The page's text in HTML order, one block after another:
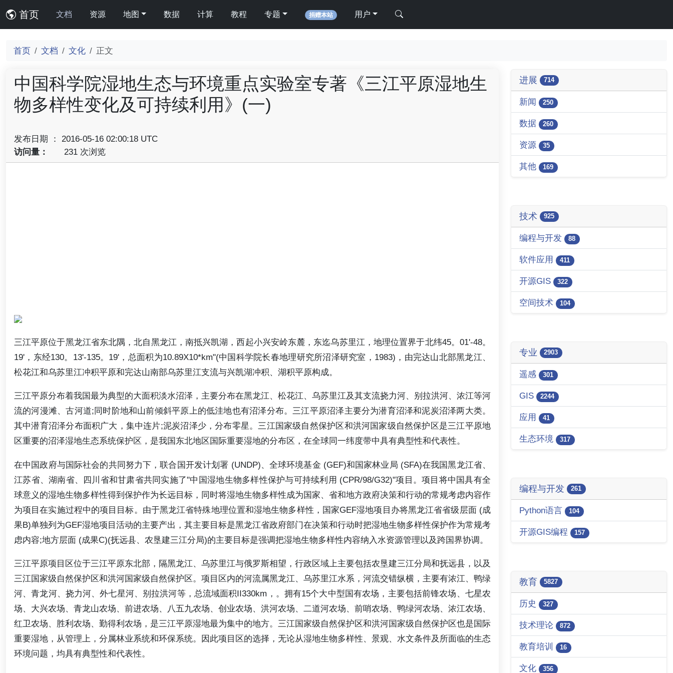
首页 文档 资源 地图 数据 计算 教程 专题 捐赠本站 用户
首页 文档 文化 正文
中国科学院湿地生态与环境重点实验室专著《三江平原湿地生
物多样性变化及可持续利用》(一)
发布日期 ： 2016-05-16 02:00:18 UTC
访问量：
231 次浏览
三江平原位于黑龙江省东北隅，北自黑龙江，南抵兴凯湖，西起小兴安岭东麓，东迄乌苏里江，地理位置界于北纬45。01'-48。
19'，东经130。13'-135。19'，总面积为10.89X10*km"(中国科学院长春地理研究所沼泽研究室，1983)，由完达山北部黑龙江、
松花江和乌苏里江冲积平原和完达山南部乌苏里江支流与兴凯湖冲积、湖积平原构成。
三江平原分布着我国最为典型的大面积淡水沼泽，主要分布在黑龙江、松花江、乌苏里江及其支流挠力河、别拉洪河、浓江等河
流的河漫滩、古河道;同时阶地和山前倾斜平原上的低洼地也有沼泽分布。三江平原沼泽主要分为潜育沼泽和泥炭沼泽两大类。
其中潜育沼泽分布面积广大，集中连片;泥炭沼泽少，分布零星。三江国家级自然保护区和洪河国家级自然保护区是三江平原地
区重要的沼泽湿地生态系统保护区，是我国东北地区国际重要湿地的分布区，在全球同一纬度带中具有典型性和代表性。
在中国政府与国际社会的共同努力下，联合国开发计划署 (UNDP)、全球环境基金 (GEF)和国家林业局 (SFA)在我国黑龙江省、
江苏省、湖南省、四川省和甘肃省共同实施了"中国湿地生物多样性保护与可持续利用 (CPR/98/G32)"项目。项目将中国具有全
球意义的湿地生物多样性得到保护作为长远目标，同时将湿地生物多样性成为国家、省和地方政府决策和行动的常规考虑内容作
为项目在实施过程中的项目目标。由于黑龙江省特殊地理位置和湿地生物多样性，国家GEF湿地项目办将黑龙江省省级层面 (成
果B)单独列为GEF湿地项目活动的主要产出，其主要目标是黑龙江省政府部门在决策和行动时把湿地生物多样性保护作为常规考
虑内容;地方层面 (成果C)(抚远县、农垦建三江分局)的主要目标是强调把湿地生物多样性内容纳入水资源管理以及跨国界协调。
三江平原项目区位于三江平原东北部，隔黑龙江、乌苏里江与俄罗斯相望，行政区域上主要包括农垦建三江分局和抚远县，以及
三江国家级自然保护区和洪河国家级自然保护区。项目区内的河流属黑龙江、乌苏里江水系，河流交错纵横，主要有浓江、鸭绿
河、青龙河、挠力河、外七星河、别拉洪河等，总流域面积II330km，。拥有15个大中型国有农场，主要包括前锋农场、七星农
场、大兴农场、青龙山农场、前进农场、八五九农场、创业农场、洪河农场、二道河农场、前哨农场、鸭绿河农场、浓江农场、
红卫农场、胜利农场、勤得利农场，是三江平原湿地最为集中的地方。三江国家级自然保护区和洪河国家级自然保护区也是国际
重要湿地，从管理上，分属林业系统和环保系统。因此项目区的选择，无论从湿地生物多样性、景观、水文条件及所面临的生态
环境问题，均具有典型性和代表性。
进展 714
新闻 250
数据 260
资源 35
其他 169
技术 925
编程与开发 88
软件应用 411
开源GIS 322
空间技术 104
专业 2903
遥感 301
GIS 2244
应用 41
生态环境 317
编程与开发 261
Python语言 104
开源GIS编程 157
教育 5827
历史 327
技术理论 872
教育培训 16
文化 356